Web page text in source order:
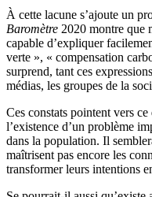
À cette lacune s’ajoute un
Baromètre 2020 montre que
capable d’expliquer
verte », « compensation
surprend, tant ces
médias, les groupes de la
Ces constats pointent vers
l’existence d’un problème
dans la population. Il
maîtrisent pas encore les
transformer leurs intentions